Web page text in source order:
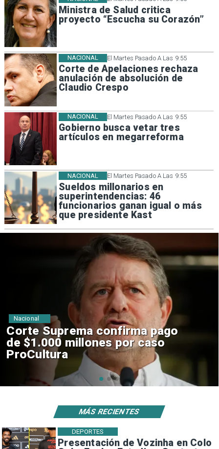
Ministra de Salud critica
proyecto “Escucha su Corazón”
El Martes Pasado A Las 9:55
Corte de Apelaciones rechaza
anulación de absolución de
Claudio Crespo
NACIONAL
El Martes Pasado A Las 9:55
Gobierno busca vetar tres
artículos en megarreforma
NACIONAL
El Martes Pasado A Las 9:55
Sueldos millonarios en
superintendencias: 46
funcionarios ganan igual o más
que presidente Kast
NACIONAL
Codelco suspende
construcción de Andes Norte
en El Teniente por riesgos
sísmicos
Nacional
Presentación de Vozinha en Colo
DEPORTES
MÁS RECIENTES